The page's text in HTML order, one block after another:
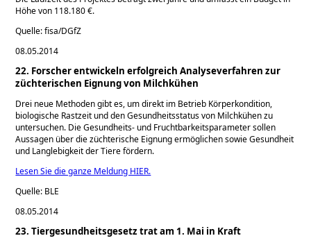
Höhe von 118.180 €.
Quelle: fisa/DGfZ
08.05.2014
22. Forscher entwickeln erfolgreich Analyseverfahren zur
züchterischen Eignung von Milchkühen
Drei neue Methoden gibt es, um direkt im Betrieb Körperkondition,
biologische Rastzeit und den Gesundheitsstatus von Milchkühen zu
untersuchen. Die Gesundheits- und Fruchtbarkeitsparameter sollen
Aussagen über die züchterische Eignung ermöglichen sowie Gesundheit
und Langlebigkeit der Tiere fördern.
Lesen Sie die ganze Meldung HIER.
Quelle: BLE
08.05.2014
23. Tiergesundheitsgesetz trat am 1. Mai in Kraft